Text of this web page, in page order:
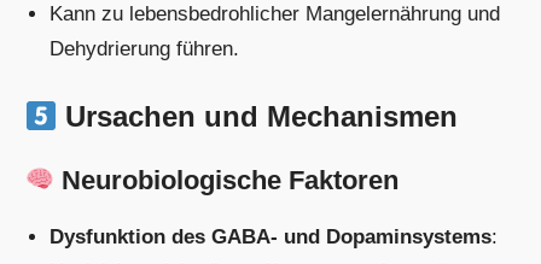
Kann zu lebensbedrohlicher Mangelernährung und
Dehydrierung führen.
Ursachen und Mechanismen
Neurobiologische Faktoren
Dysfunktion des GABA- und Dopaminsystems: